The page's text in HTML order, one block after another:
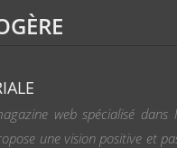
web spécialisé dans
une vision positive et